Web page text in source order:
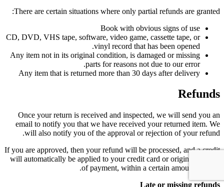
There are certain situations where only partial refunds are granted:
Book with obvious signs of use
CD, DVD, VHS tape, software, video game, cassette tape, or
vinyl record that has been opened.
Any item not in its original condition, is damaged or missing
parts for reasons not due to our error.
Any item that is returned more than 30 days after delivery
Refunds
Once your return is received and inspected, we will send you an
email to notify you that we have received your returned item. We
will also notify you of the approval or rejection of your refund.
If you are approved, then your refund will be processed, and a credit
will automatically be applied to your credit card or original method
of payment, within a certain amount of days.
Late or missing refunds